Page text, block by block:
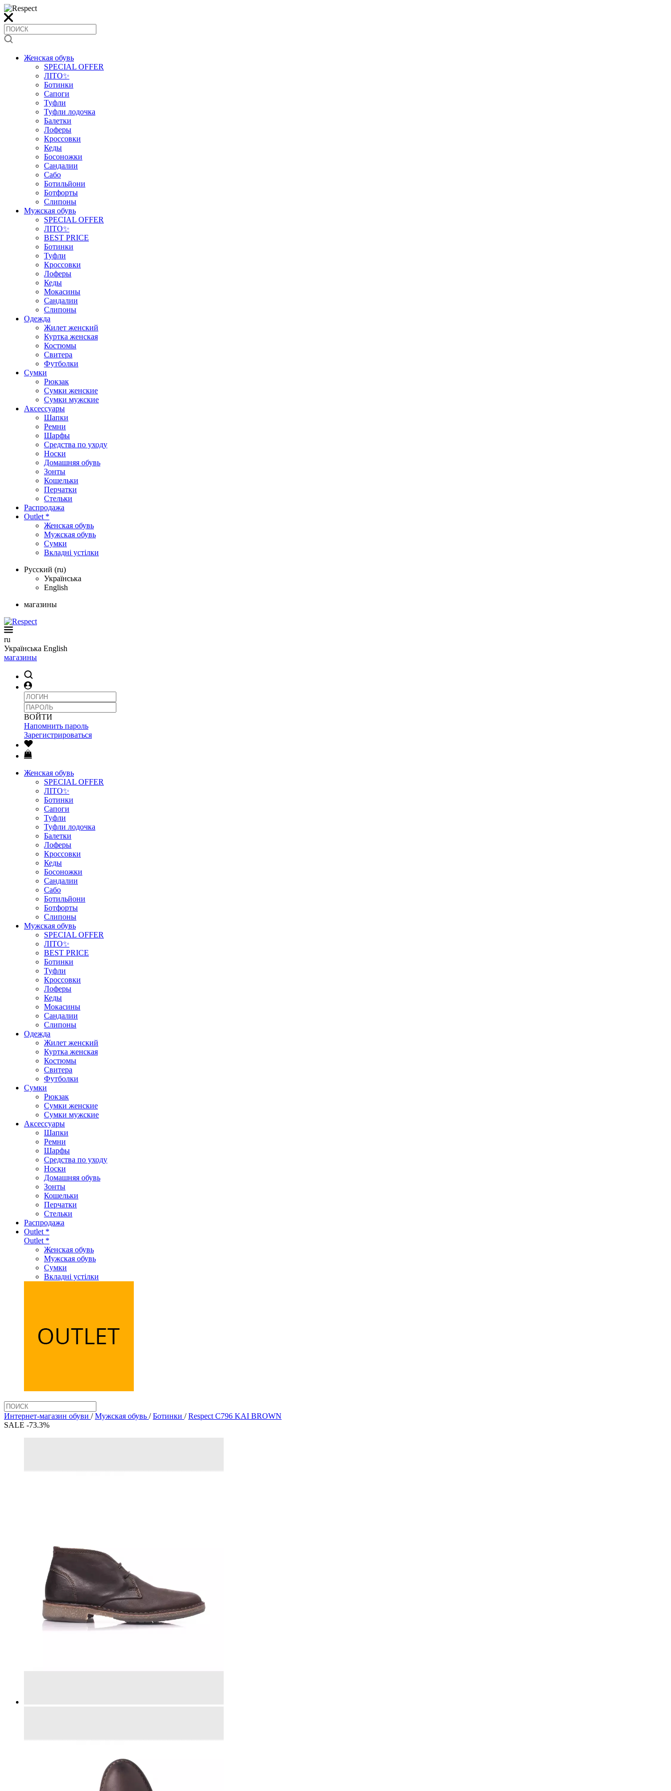
Женская обувь
SPECIAL OFFER
ЛІТО✨
Ботинки
Сапоги
Туфли
Туфли лодочка
Балетки
Лоферы
Кроссовки
Кеды
Босоножки
Сандалии
Сабо
Ботильйони
Ботфорты
Слипоны
Мужская обувь
SPECIAL OFFER
ЛІТО✨
BEST PRICE
Ботинки
Туфли
Кроссовки
Лоферы
Кеды
Мокасины
Сандалии
Слипоны
Одежда
Жилет женский
Куртка женская
Костюмы
Свитера
Футболки
Сумки
Рюкзак
Сумки женские
Сумки мужские
Аксеcсуары
Шапки
Ремни
Шарфы
Средства по уходу
Носки
Домашняя обувь
Зонты
Кошельки
Перчатки
Стельки
Распродажа
Outlet *
Женская обувь
Мужская обувь
Сумки
Вкладні устілки
Русский (ru)
Українська
English
магазины
ru
Українська English
магазины
ВОЙТИ
Напомнить пароль
Зарегистрироваться
Женская обувь
SPECIAL OFFER
ЛІТО✨
Ботинки
Сапоги
Туфли
Туфли лодочка
Балетки
Лоферы
Кроссовки
Кеды
Босоножки
Сандалии
Сабо
Ботильйони
Ботфорты
Слипоны
Мужская обувь
SPECIAL OFFER
ЛІТО✨
BEST PRICE
Ботинки
Туфли
Кроссовки
Лоферы
Кеды
Мокасины
Сандалии
Слипоны
Одежда
Жилет женский
Куртка женская
Костюмы
Свитера
Футболки
Сумки
Рюкзак
Сумки женские
Сумки мужские
Аксеcсуары
Шапки
Ремни
Шарфы
Средства по уходу
Носки
Домашняя обувь
Зонты
Кошельки
Перчатки
Стельки
Распродажа
Outlet *
Outlet *
Женская обувь
Мужская обувь
Сумки
Вкладні устілки
Интернет-магазин обуви /Мужская обувь /Ботинки /Respect C796 KAI BROWN
SALE -73.3%